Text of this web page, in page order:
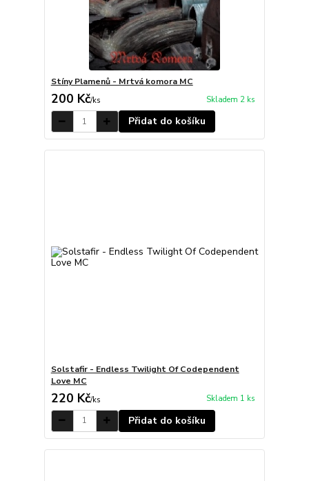
Stíny Plamenů - Mrtvá komora MC
200 Kč/ks Skladem 2 ks
Přidat do košíku
Solstafir - Endless Twilight Of Codependent
Love MC
220 Kč/ks Skladem 1 ks
Přidat do košíku